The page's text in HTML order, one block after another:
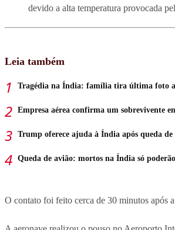
devido a alta temperatura provocada
Leia também
Tragédia na Índia: família tira última foto
Empresa aérea confirma um sobrevivente
Trump oferece ajuda à Índia após queda
Queda de avião: mortos na Índia só
O contato foi feito cerca de 30 minutos após